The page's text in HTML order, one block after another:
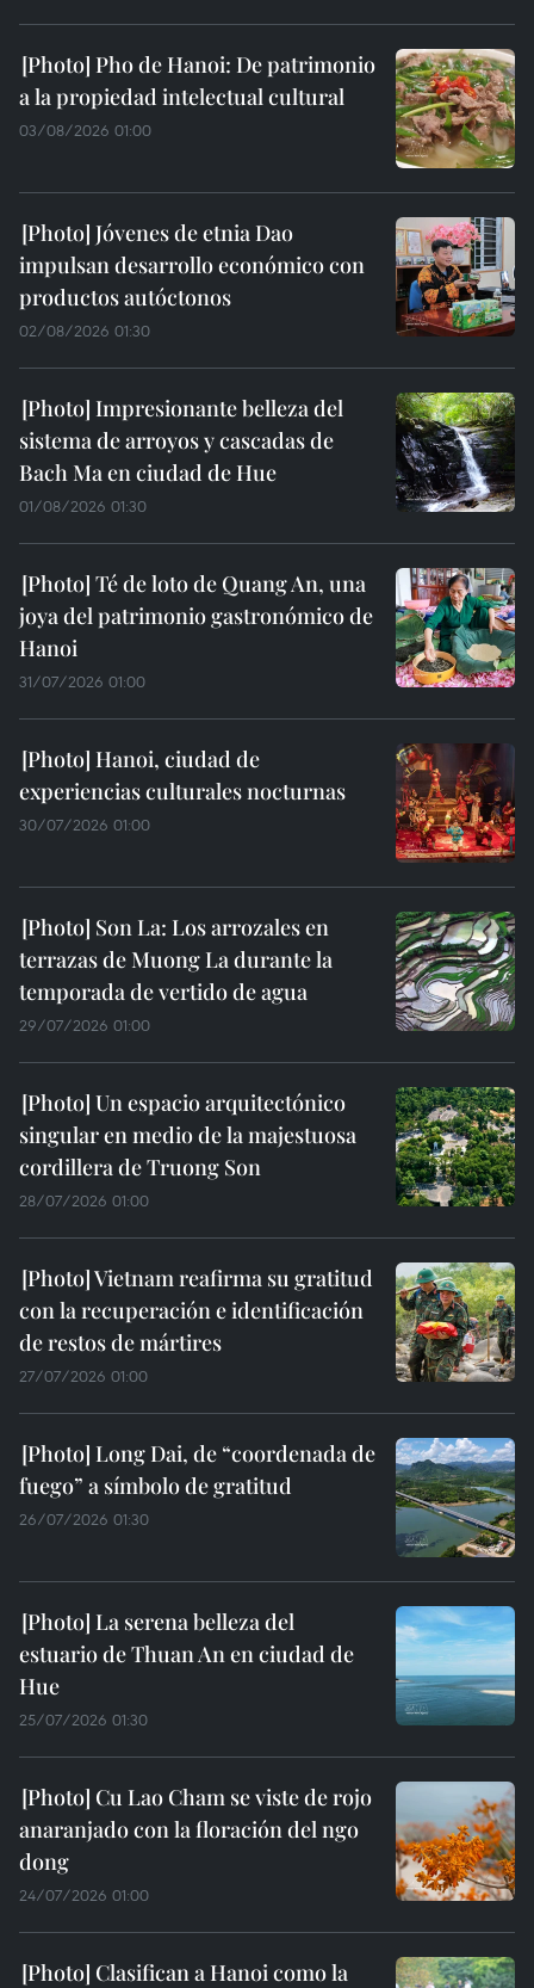
Pho de Hanoi: De patrimonio
a la propiedad intelectual cultural
03/08/2026 01:00
Jóvenes de etnia Dao
impulsan desarrollo económico con
productos autóctonos
02/08/2026 01:30
Impresionante belleza del
sistema de arroyos y cascadas de
Bach Ma en ciudad de Hue
01/08/2026 01:30
Té de loto de Quang An, una
joya del patrimonio gastronómico de
Hanoi
31/07/2026 01:00
Hanoi, ciudad de
experiencias culturales nocturnas
30/07/2026 01:00
Son La: Los arrozales en
terrazas de Muong La durante la
temporada de vertido de agua
29/07/2026 01:00
Un espacio arquitectónico
singular en medio de la majestuosa
cordillera de Truong Son
28/07/2026 01:00
Vietnam reafirma su gratitud
con la recuperación e identificación
de restos de mártires
27/07/2026 01:00
Long Dai, de “coordenada de
fuego” a símbolo de gratitud
26/07/2026 01:30
La serena belleza del
estuario de Thuan An en ciudad de
Hue
25/07/2026 01:30
Cu Lao Cham se viste de rojo
anaranjado con la floración del ngo
dong
24/07/2026 01:00
Clasifican a Hanoi como la